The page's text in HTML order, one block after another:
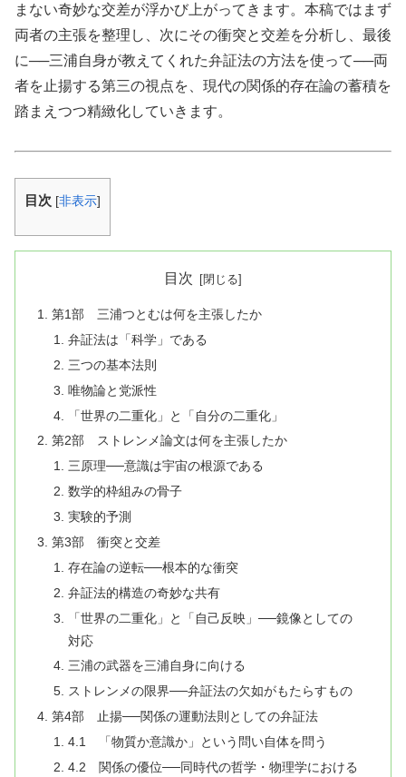
まない奇妙な交差が浮かび上がってきます。本稿ではまず
両者の主張を整理し、次にその衝突と交差を分析し、最後
に──三浦自身が教えてくれた弁証法の方法を使って──両
者を止揚する第三の視点を、現代の関係的存在論の蓄積を
踏まえつつ精緻化していきます。
目次 [非表示]
目次
第1部 三浦つとむは何を主張したか
弁証法は「科学」である
三つの基本法則
唯物論と党派性
「世界の二重化」と「自分の二重化」
第2部 ストレンメ論文は何を主張したか
三原理──意識は宇宙の根源である
数学的枠組みの骨子
実験的予測
第3部 衝突と交差
存在論の逆転──根本的な衝突
弁証法的構造の奇妙な共有
「世界の二重化」と「自己反映」──鏡像としての
対応
三浦の武器を三浦自身に向ける
ストレンメの限界──弁証法の欠如がもたらすもの
第4部 止揚──関係の運動法則としての弁証法
4.1 「物質か意識か」という問い自体を問う
4.2 関係の優位──同時代の哲学・物理学における